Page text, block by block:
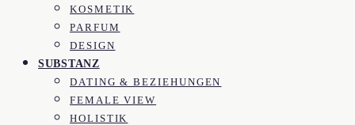
KOSMETIK
PARFUM
DESIGN
SUBSTANZ
DATING & BEZIEHUNGEN
FEMALE VIEW
HOLISTIK